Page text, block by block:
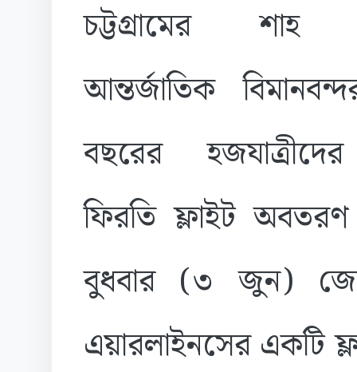
চট্টগ্রামেরশাহ
আন্তর্জাতিক
বছরের
ফিরতি ফ্লাইট
বুধবার (৩ জুন)
এয়ারলাইনসের একটি